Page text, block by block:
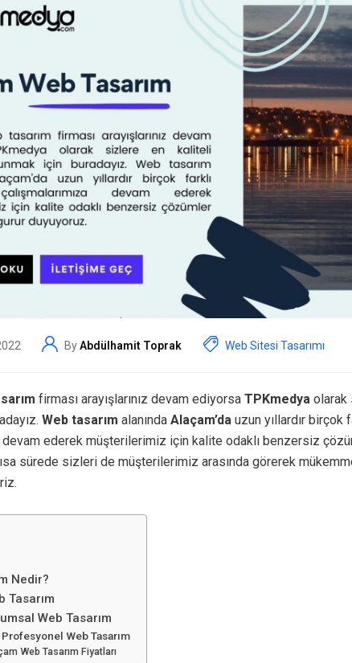
ByAbdülhamit Toprak Web Sitesi Tasarımı
firması arayışlarınız devam ediyorsa TPKmedya olarak
Web tasarım alanında Alaçam’da uzun yıllardır birçok
devam ederek müşterilerimiz için kalite odaklı benzersiz
sürede sizleri de müşterilerimiz arasında görerek
Nedir?
Tasarım
Web Tasarım
Web Tasarım
Web Tasarım Fiyatları